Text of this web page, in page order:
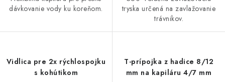
dávkovanie vody ku koreňom.
tryska určená na zavlažovanie
trávnikov.
Vidlica pre 2x rýchlospojku
s kohútikom
T-prípojka z hadice 8/12
mm na kapiláru 4/7 mm